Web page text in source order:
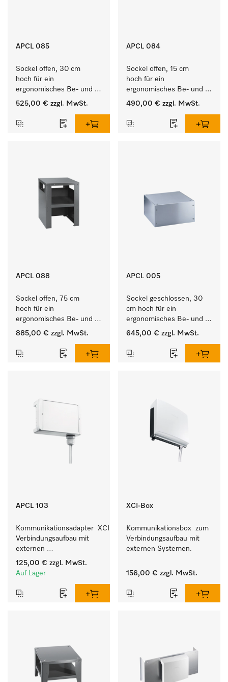
APCL 085
Sockel offen, 30 cm
hoch für ein
ergonomisches Be- und
Entladen von
Trockner.
525,00 € zzgl. MwSt.
APCL 084
Sockel offen, 15 cm
hoch für ein
ergonomisches Be- und
Entladen von
Trockner.
490,00 € zzgl. MwSt.
APCL 088
Sockel offen, 75 cm
hoch für ein
ergonomisches Be- und
Entladen von
Trockner.
885,00 € zzgl. MwSt.
APCL 005
Sockel geschlossen, 30
cm hoch für ein
ergonomisches Be- und
Entladen von
Trockner.
645,00 € zzgl. MwSt.
APCL 103
Kommunikationsadapter  XCI zum
Verbindungsaufbau mit
externen
Kassiersystemen.
125,00 € zzgl. MwSt.
Auf Lager
XCI-Box
Kommunikationsbox  zum
Verbindungsaufbau mit
externen Systemen.
156,00 € zzgl. MwSt.